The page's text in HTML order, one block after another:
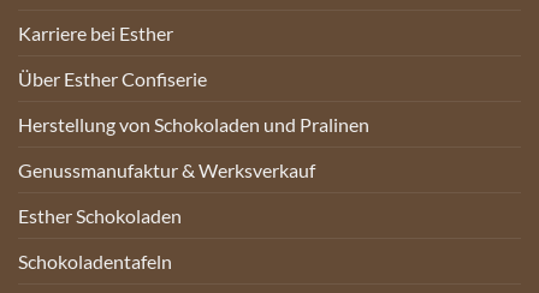
Karriere bei Esther
Über Esther Confiserie
Herstellung von Schokoladen und Pralinen
Genussmanufaktur & Werksverkauf
Esther Schokoladen
Schokoladentafeln